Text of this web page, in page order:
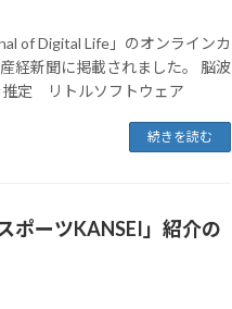
of Digital Life」のオンラインカ
経新聞に掲載されました。 脳波
推定 リトルソフトウェア
続きを読む
ポーツKANSEI」紹介の